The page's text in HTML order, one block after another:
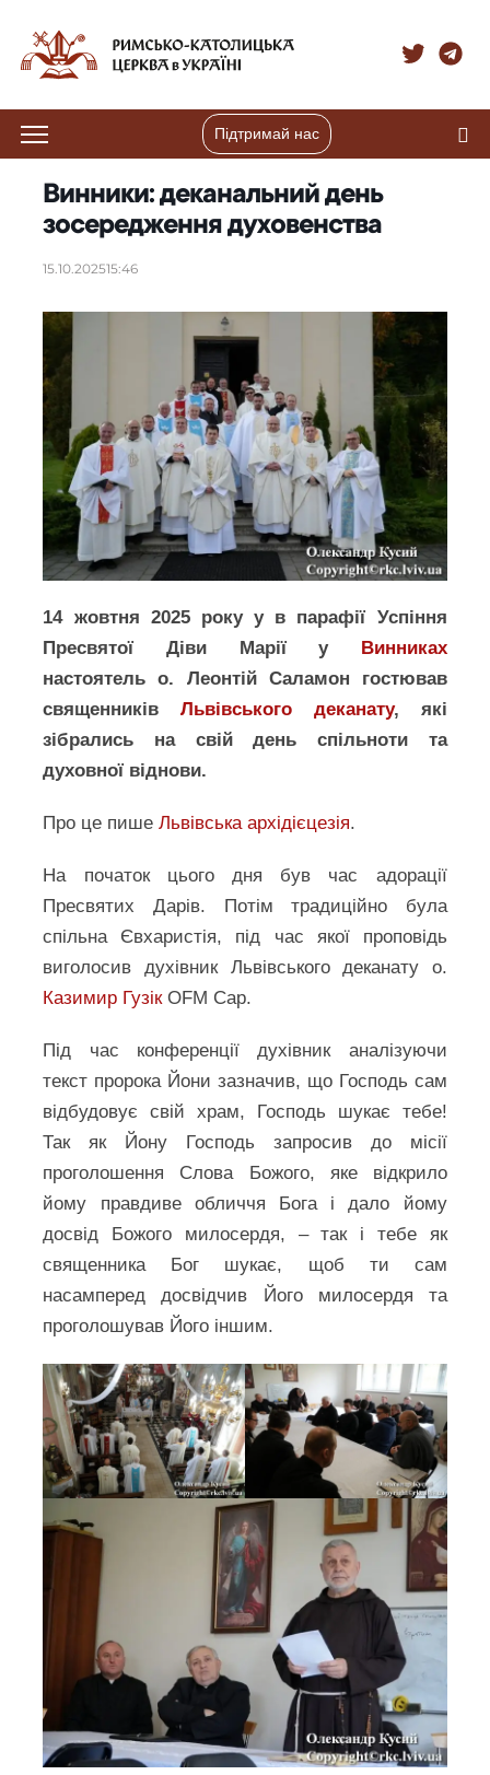
Підтримай нас
Винники: деканальний день
зосередження духовенства
15.10.202515:46
14 жовтня 2025 року у в парафії Успіння
Пресвятої Діви Марії у Винниках
настоятель о. Леонтій Саламон гостював
священниківЛьвівського деканату, які
зібрались на свій день спільноти та
духовної віднови.
Про це пишеЛьвівська архідієцезія.
На початок цього дня був час адорації
Пресвятих Дарів. Потім традиційно була
спільна Євхаристія, під час якої проповідь
виголосив духівник Львівського деканату о.
Казимир ГузікОFМ Сар.
Під час конференції духівник аналізуючи
текст пророка Йони зазначив, що Господь сам
відбудовує свій храм, Господь шукає тебе!
Так як Йону Господь запросив до місії
проголошення Слова Божого, яке відкрило
йому правдиве обличчя Бога і дало йому
досвід Божого милосердя, – так і тебе як
священника Бог шукає, щоб ти сам
насамперед досвідчив Його милосердя та
проголошував Його іншим.